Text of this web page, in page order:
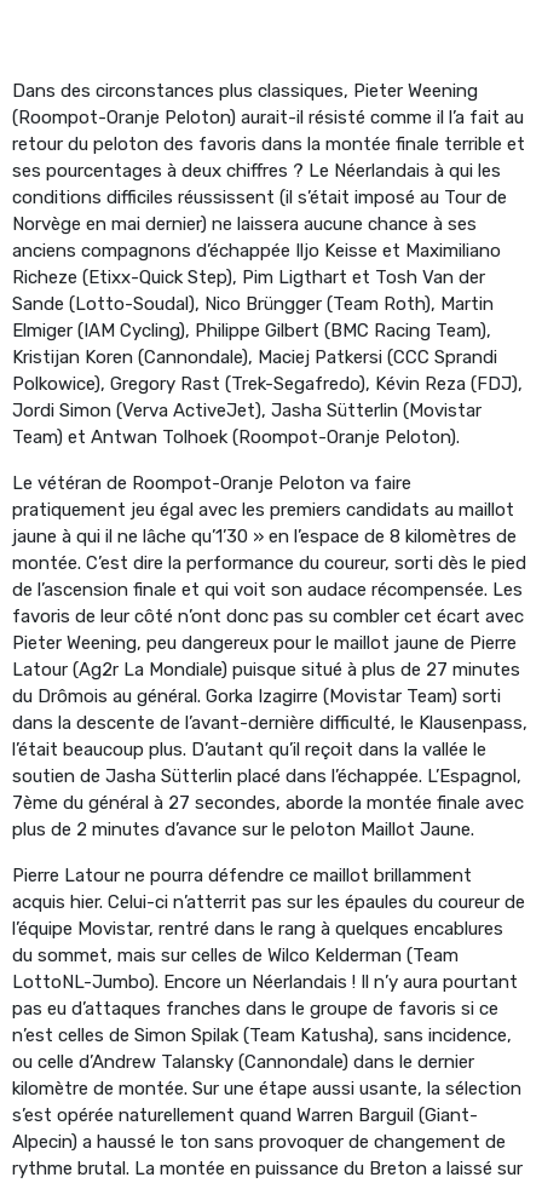
Dans des circonstances plus classiques, Pieter Weening
(Roompot-Oranje Peloton) aurait-il résisté comme il l’a fait au
retour du peloton des favoris dans la montée finale terrible et
ses pourcentages à deux chiffres ? Le Néerlandais à qui les
conditions difficiles réussissent (il s’était imposé au Tour de
Norvège en mai dernier) ne laissera aucune chance à ses
anciens compagnons d’échappée Iljo Keisse et Maximiliano
Richeze (Etixx-Quick Step), Pim Ligthart et Tosh Van der
Sande (Lotto-Soudal), Nico Brüngger (Team Roth), Martin
Elmiger (IAM Cycling), Philippe Gilbert (BMC Racing Team),
Kristijan Koren (Cannondale), Maciej Patkersi (CCC Sprandi
Polkowice), Gregory Rast (Trek-Segafredo), Kévin Reza (FDJ),
Jordi Simon (Verva ActiveJet), Jasha Sütterlin (Movistar
Team) et Antwan Tolhoek (Roompot-Oranje Peloton).
Le vétéran de Roompot-Oranje Peloton va faire
pratiquement jeu égal avec les premiers candidats au maillot
jaune à qui il ne lâche qu’1’30 » en l’espace de 8 kilomètres de
montée. C’est dire la performance du coureur, sorti dès le pied
de l’ascension finale et qui voit son audace récompensée. Les
favoris de leur côté n’ont donc pas su combler cet écart avec
Pieter Weening, peu dangereux pour le maillot jaune de Pierre
Latour (Ag2r La Mondiale) puisque situé à plus de 27 minutes
du Drômois au général. Gorka Izagirre (Movistar Team) sorti
dans la descente de l’avant-dernière difficulté, le Klausenpass,
l’était beaucoup plus. D’autant qu’il reçoit dans la vallée le
soutien de Jasha Sütterlin placé dans l’échappée. L’Espagnol,
7ème du général à 27 secondes, aborde la montée finale avec
plus de 2 minutes d’avance sur le peloton Maillot Jaune.
Pierre Latour ne pourra défendre ce maillot brillamment
acquis hier. Celui-ci n’atterrit pas sur les épaules du coureur de
l’équipe Movistar, rentré dans le rang à quelques encablures
du sommet, mais sur celles de Wilco Kelderman (Team
LottoNL-Jumbo). Encore un Néerlandais ! Il n’y aura pourtant
pas eu d’attaques franches dans le groupe de favoris si ce
n’est celles de Simon Spilak (Team Katusha), sans incidence,
ou celle d’Andrew Talansky (Cannondale) dans le dernier
kilomètre de montée. Sur une étape aussi usante, la sélection
s’est opérée naturellement quand Warren Barguil (Giant-
Alpecin) a haussé le ton sans provoquer de changement de
rythme brutal. La montée en puissance du Breton a laissé sur